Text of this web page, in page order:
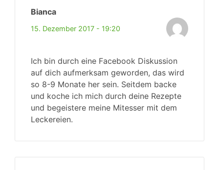
Bianca
15. Dezember 2017 - 19:20
Ich bin durch eine Facebook Diskussion
auf dich aufmerksam geworden, das wird
so 8-9 Monate her sein. Seitdem backe
und koche ich mich durch deine Rezepte
und begeistere meine Mitesser mit dem
Leckereien.